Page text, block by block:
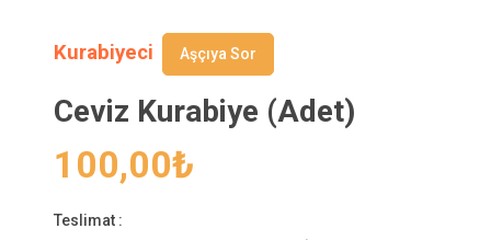
Kurabiyeci Aşçıya Sor
Ceviz Kurabiye (Adet)
100,00₺
Teslimat :